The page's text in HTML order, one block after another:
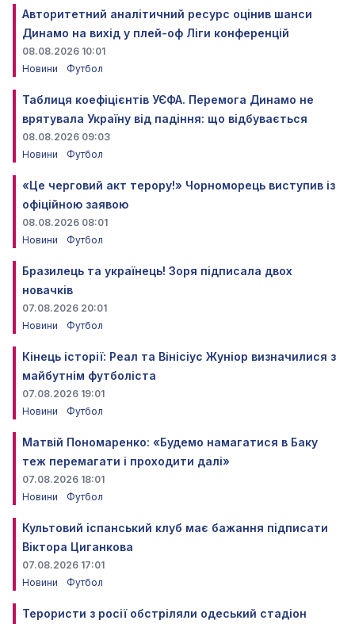
Авторитетний аналітичний ресурс оцінив шанси
Динамо на вихід у плей-оф Ліги конференцій
08.08.2026 10:01
Новини
Футбол
Таблиця коефіцієнтів УЄФА. Перемога Динамо не
врятувала Україну від падіння: що відбувається
08.08.2026 09:03
Новини
Футбол
«Це черговий акт терору!» Чорноморець виступив із
офіційною заявою
08.08.2026 08:01
Новини
Футбол
Бразилець та українець! Зоря підписала двох
новачків
07.08.2026 20:01
Новини
Футбол
Кінець історії: Реал та Вінісіус Жуніор визначилися з
майбутнім футболіста
07.08.2026 19:01
Новини
Футбол
Матвій Пономаренко: «Будемо намагатися в Баку
теж перемагати і проходити далі»
07.08.2026 18:01
Новини
Футбол
Культовий іспанський клуб має бажання підписати
Віктора Циганкова
07.08.2026 17:01
Новини
Футбол
Терористи з росії обстріляли одеський стадіон